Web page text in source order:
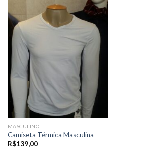
MASCULINO
Camiseta Térmica Masculina
R$139,00